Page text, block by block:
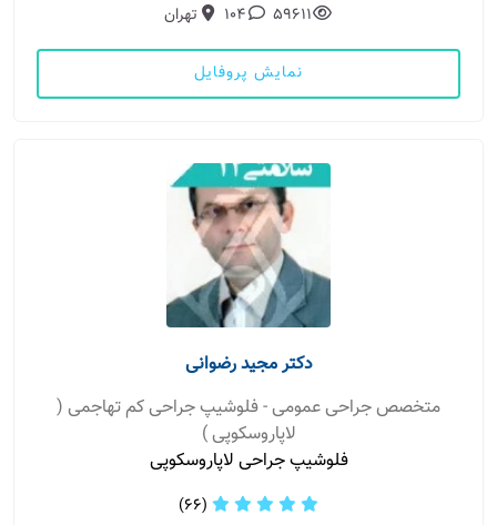
59611
104 تهران
نمایش پروفایل
دکتر مجید رضوانی
متخصص جراحی عمومی - فلوشیپ جراحی کم تهاجمی (
لاپاروسکوپی )
فلوشیپ جراحی لاپاروسکوپی
(66)